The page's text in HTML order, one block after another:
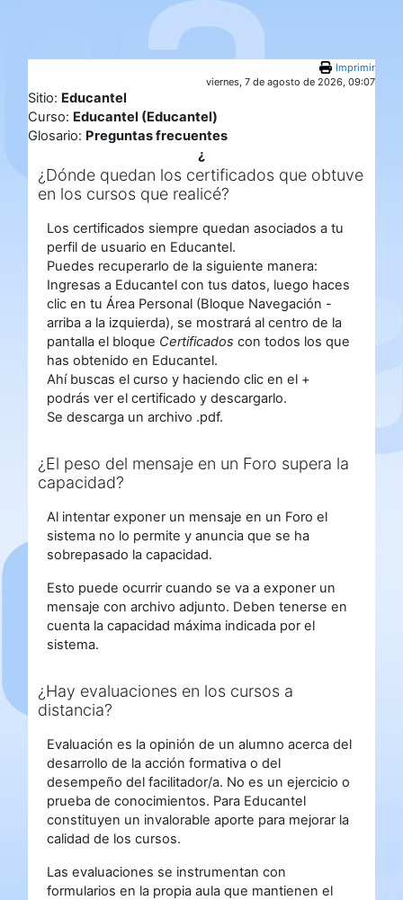
Salta al contenido principal
Imprimir
viernes, 7 de agosto de 2026, 09:07
Sitio: Educantel
Curso: Educantel (Educantel)
Glosario: Preguntas frecuentes
¿
¿Dónde quedan los certificados que obtuve
en los cursos que realicé?
Los certificados siempre quedan asociados a tu
perfil de usuario en Educantel.
Puedes recuperarlo de la siguiente manera:
Ingresas a Educantel con tus datos, luego haces
clic en tu Área Personal (Bloque Navegación -
arriba a la izquierda), se mostrará al centro de la
pantalla el bloque Certificados con todos los que
has obtenido en Educantel.
Ahí buscas el curso y haciendo clic en el +
podrás ver el certificado y descargarlo.
Se descarga un archivo .pdf.
¿El peso del mensaje en un Foro supera la
capacidad?
Al intentar exponer un mensaje en un Foro el
sistema no lo permite y anuncia que se ha
sobrepasado la capacidad.
Esto puede ocurrir cuando se va a exponer un
mensaje con archivo adjunto. Deben tenerse en
cuenta la capacidad máxima indicada por el
sistema.
¿Hay evaluaciones en los cursos a
distancia?
Evaluación es la opinión de un alumno acerca del
desarrollo de la acción formativa o del
desempeño del facilitador/a. No es un ejercicio o
prueba de conocimientos. Para Educantel
constituyen un invalorable aporte para mejorar la
calidad de los cursos.
Las evaluaciones se instrumentan con
formularios en la propia aula que mantienen el